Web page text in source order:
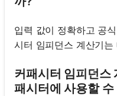
입력 값이 정확하고 공
시터 임피던스 계산기는
커패시터 임피던스
패시터에 사용할